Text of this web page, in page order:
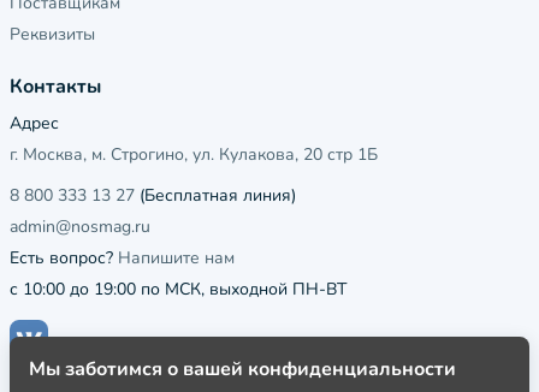
Реквизиты
Контакты
Адрес
г. Москва, м. Строгино, ул. Кулакова, 20 стр 1Б
8 800 333 13 27 (Бесплатная линия)
admin@nosmag.ru
Есть вопрос? Напишите нам
с 10:00 до 19:00 по МСК, выходной ПН-ВТ
Мы заботимся о вашей конфиденциальности